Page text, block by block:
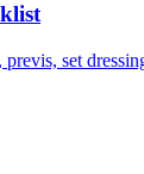
set